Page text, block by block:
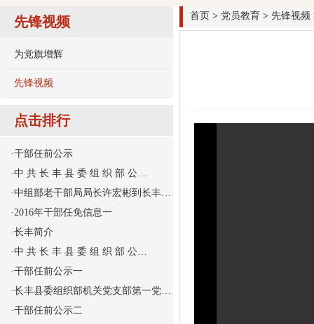
先锋视频
为党旗增辉
先锋视频
点击排行
·干部任前公示
·中 共 长 丰 县 委 组 织 部 公…
·中组部老干部局局长许宏彬到长丰…
·2016年干部任免信息一
·长丰简介
·中 共 长 丰 县 委 组 织 部 公…
·干部任前公示一
·长丰县委组织部机关党支部第一党…
·干部任前公示二
首页 > 党员教育 > 先锋视频